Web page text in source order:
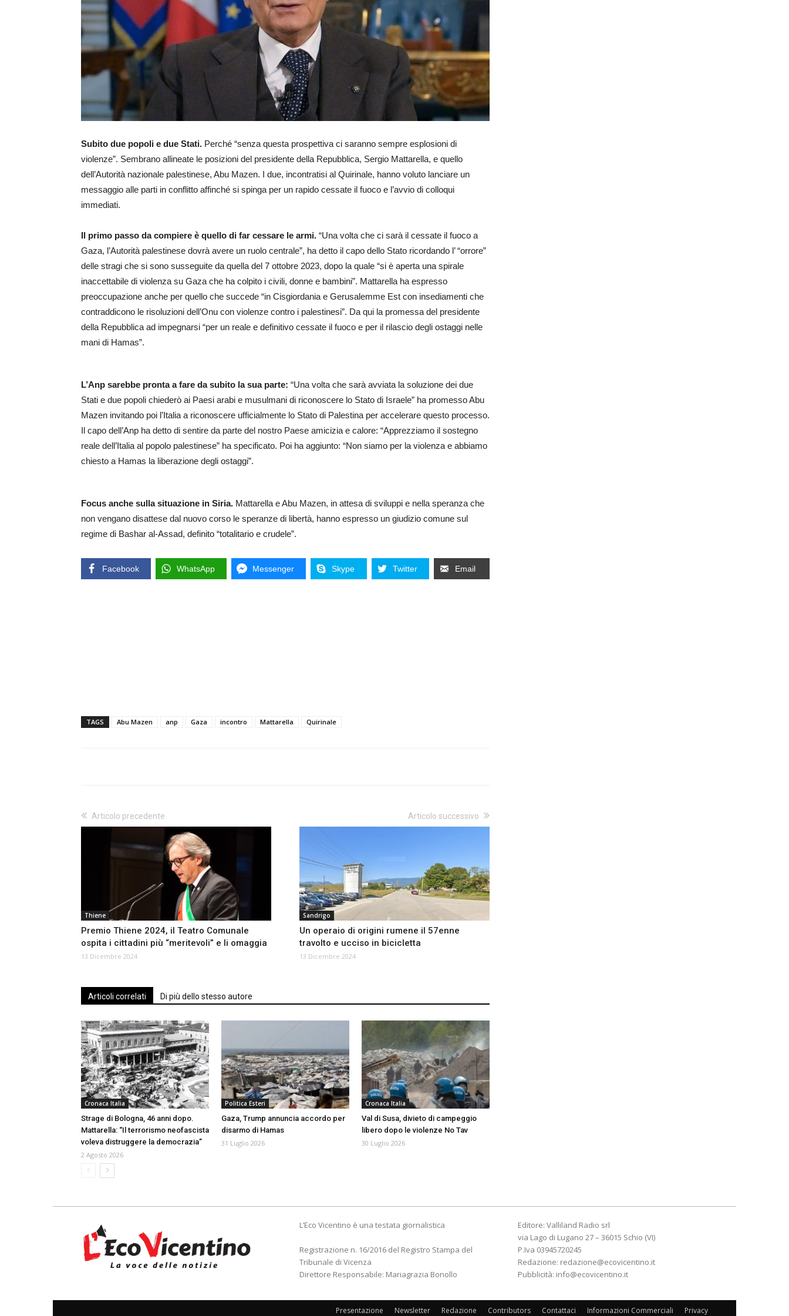
Subito due popoli e due Stati. Perché “senza questa prospettiva ci saranno sempre esplosioni di
violenze”. Sembrano allineate le posizioni del presidente della Repubblica, Sergio Mattarella, e quello
dell’Autorità nazionale palestinese, Abu Mazen. I due, incontratisi al Quirinale, hanno voluto lanciare un
messaggio alle parti in conflitto affinché si spinga per un rapido cessate il fuoco e l’avvio di colloqui
immediati.
Il primo passo da compiere è quello di far cessare le armi. “Una volta che ci sarà il cessate il fuoco a
Gaza, l’Autorità palestinese dovrà avere un ruolo centrale”, ha detto il capo dello Stato ricordando l’ “orrore”
delle stragi che si sono susseguite da quella del 7 ottobre 2023, dopo la quale “si è aperta una spirale
inaccettabile di violenza su Gaza che ha colpito i civili, donne e bambini”. Mattarella ha espresso
preoccupazione anche per quello che succede “in Cisgiordania e Gerusalemme Est con insediamenti che
contraddicono le risoluzioni dell’Onu con violenze contro i palestinesi”. Da qui la promessa del presidente
della Repubblica ad impegnarsi “per un reale e definitivo cessate il fuoco e per il rilascio degli ostaggi nelle
mani di Hamas”.
L’Anp sarebbe pronta a fare da subito la sua parte: “Una volta che sarà avviata la soluzione dei due
Stati e due popoli chiederò ai Paesi arabi e musulmani di riconoscere lo Stato di Israele” ha promesso Abu
Mazen invitando poi l’Italia a riconoscere ufficialmente lo Stato di Palestina per accelerare questo processo.
Il capo dell’Anp ha detto di sentire da parte del nostro Paese amicizia e calore: “Apprezziamo il sostegno
reale dell’Italia al popolo palestinese” ha specificato. Poi ha aggiunto: “Non siamo per la violenza e abbiamo
chiesto a Hamas la liberazione degli ostaggi”.
Focus anche sulla situazione in Siria. Mattarella e Abu Mazen, in attesa di sviluppi e nella speranza che
non vengano disattese dal nuovo corso le speranze di libertà, hanno espresso un giudizio comune sul
regime di Bashar al-Assad, definito “totalitario e crudele”.
Facebook WhatsApp Messenger Skype Twitter Email
TAGS Abu Mazen anp Gaza incontro Mattarella Quirinale
Articolo precedente
Thiene
Premio Thiene 2024, il Teatro Comunale
ospita i cittadini più “meritevoli” e li omaggia
13 Dicembre 2024
Articolo successivo
Sandrigo
Un operaio di origini rumene il 57enne
travolto e ucciso in bicicletta
13 Dicembre 2024
Articoli correlati Di più dello stesso autore
Cronaca Italia
Strage di Bologna, 46 anni dopo.
Mattarella: “Il terrorismo neofascista
voleva distruggere la democrazia”
2 Agosto 2026
Politica Esteri
Gaza, Trump annuncia accordo per
disarmo di Hamas
31 Luglio 2026
Cronaca Italia
Val di Susa, divieto di campeggio
libero dopo le violenze No Tav
30 Luglio 2026
L’Eco Vicentino è una testata giornalistica
Registrazione n. 16/2016 del Registro Stampa del
Tribunale di Vicenza
Direttore Responsabile: Mariagrazia Bonollo
Editore: Valliland Radio srl
via Lago di Lugano 27 – 36015 Schio (VI)
P.Iva 03945720245
Redazione: redazione@ecovicentino.it
Pubblicità: info@ecovicentino.it
Presentazione Newsletter Redazione Contributors Contattaci Informazioni Commerciali Privacy